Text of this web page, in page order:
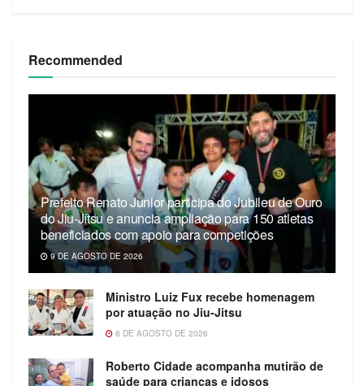
Recommended
Prefeito Renato Junior participa do Jubileu de Ouro
do Jiu-Jítsu e anuncia ampliação para 150 atletas
beneficiados com apoio para competições
9 DE AGOSTO DE 2026
Ministro Luiz Fux recebe homenagem
por atuação no Jiu-Jitsu
8 DE AGOSTO DE 2026
Roberto Cidade acompanha mutirão de
saúde para crianças e idosos